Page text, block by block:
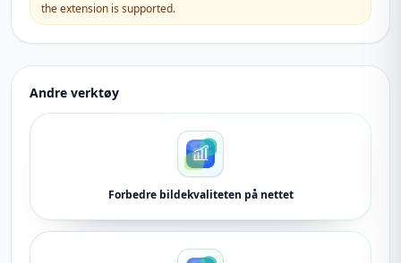
the extension is supported.
Andre verktøy
Forbedre bildekvaliteten på nettet